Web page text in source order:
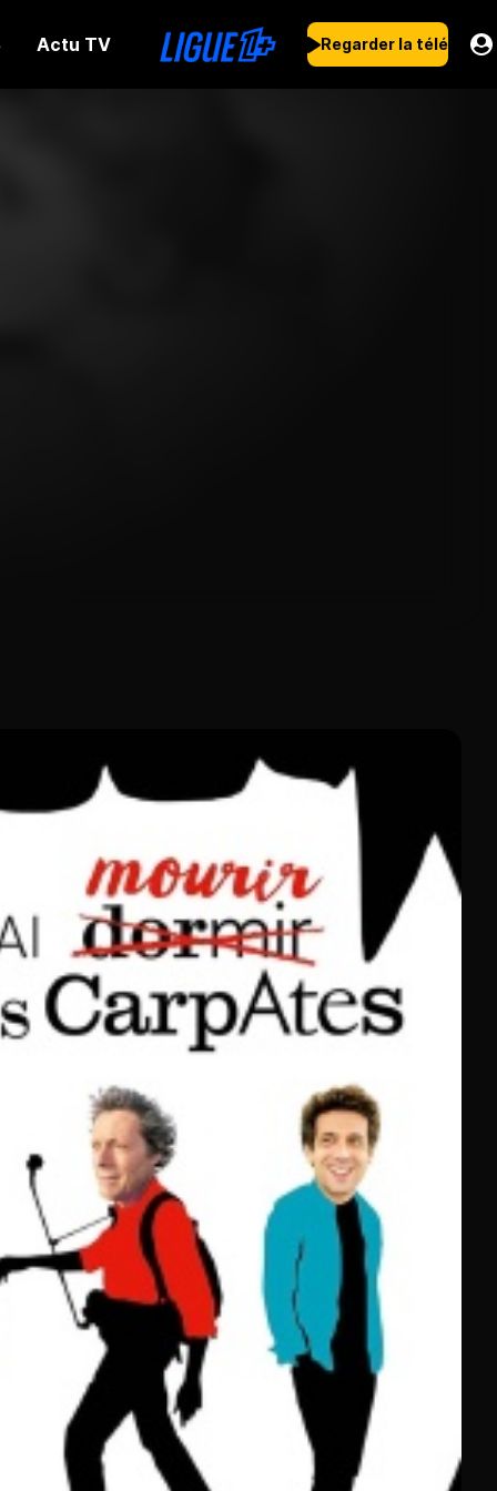
Actu TV Regarder la télé